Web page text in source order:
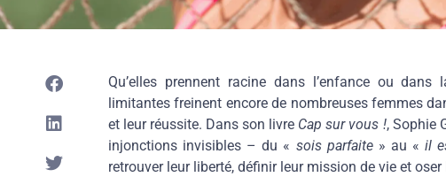
Qu’elles prennent racine dans l’enfance ou
limitantes freinent encore de nombreuses femmes
et leur réussite. Dans son livre Cap sur vous !, Sophie
injonctions invisibles – du « sois parfaite» au « il
retrouver leur liberté, définir leur mission de vie et